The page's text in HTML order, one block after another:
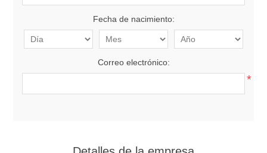
Fecha de nacimiento:
Correo electrónico:
*